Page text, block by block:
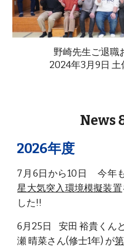
野崎先生ご退職
2024年3月9日
News
2026年度
7 月 6日から10 日 今年も
星大気突入環境模擬装置
した!!
6月 25日 安田 裕貴くん
瀬 晴菜さん(修士1年) が